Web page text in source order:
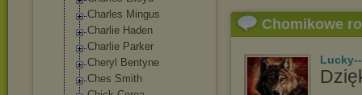
Charles Mingus
Charlie Haden
Charlie Parker
Cheryl Bentyne
Ches Smith
Chomikowe